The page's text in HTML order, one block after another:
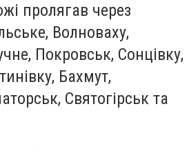
пролягав через
Волноваху,
Покровськ, Сонцівку,
Бахмут,
Святогірськ та